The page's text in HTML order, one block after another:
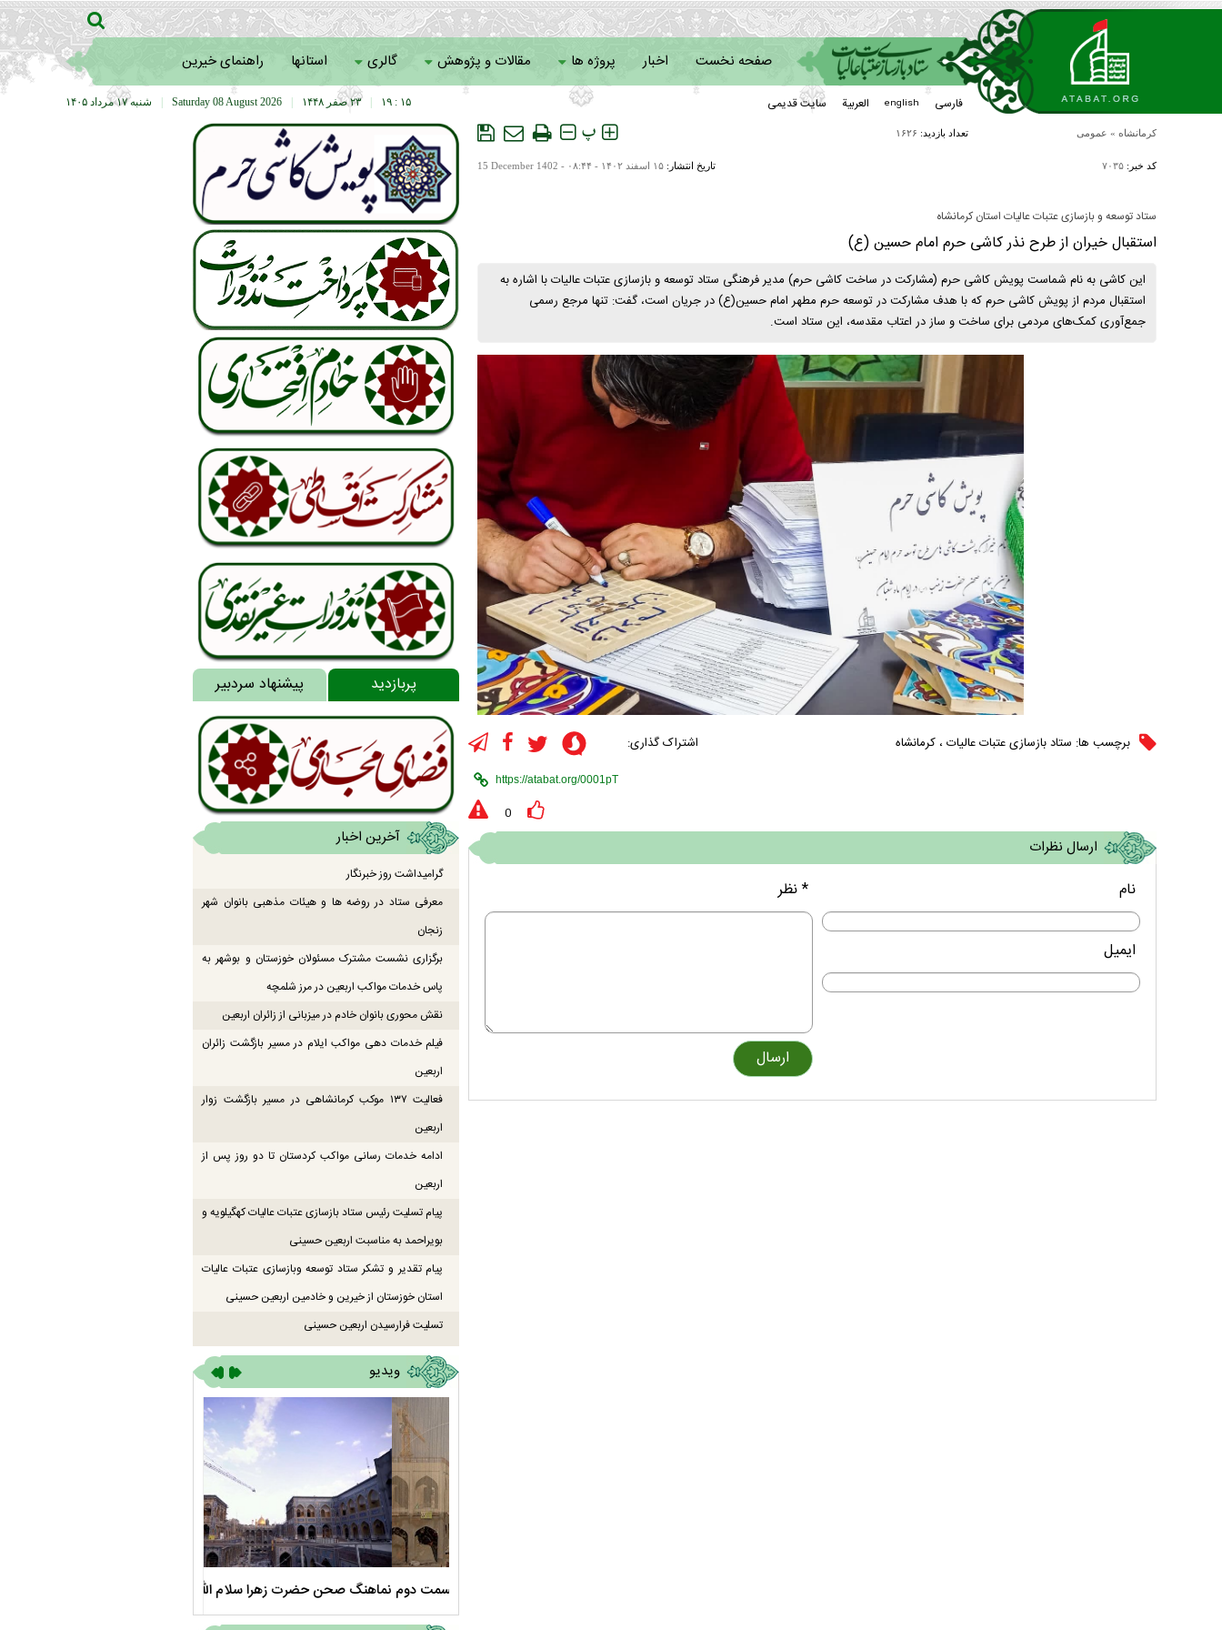
صفحه نخست اخبار پروژه ها مقالات و پژوهش گالری استانها راهنمای خیرین
سامانه خادمان فارسی english العربیة سایت قدیمی شنبه ۱۷ مرداد ۱۴۰۵ Saturday 08 August 2026 ۲۳ صفر ۱۴۴۸ ۱۵ : ۱۹
کرمانشاه » عمومی تعداد بازدید: ۱۶۲۶ پ
کد خبر: ۷۰۳۵ تاریخ انتشار: ۱۵ اسفند ۱۴۰۲ - ۰۸:۴۴ - 15 December 1402
ستاد توسعه و بازسازی عتبات عالیات استان کرمانشاه
استقبال خیران از طرح نذر کاشی حرم امام حسین (ع)
این کاشی به نام شماست پویش کاشی حرم (مشارکت در ساخت کاشی حرم) مدیر فرهنگی ستاد توسعه و بازسازی عتبات عالیات با اشاره به
استقبال مردم از پویش کاشی‌ حرم که با هدف مشارکت در توسعه حرم مطهر امام حسین(ع) در جریان است، گفت:‌ تنها مرجع رسمی
جمع‌آوری کمک‌های مردمی برای ساخت و ساز در اعتاب مقدسه، این ستاد است.
برچسب ها: ستاد بازسازی عتبات عالیات ، کرمانشاه اشتراک گذاری:
0
ارسال نظرات
نام
ایمیل
* نظر
پربازدید پیشنهاد سردبیر
آخرین اخبار
گرامیداشت روز خبرنگار
معرفی ستاد در روضه ها و هیئات مذهبی بانوان شهر
زنجان
برگزاری نشست مشترک مسئولان خوزستان و بوشهر به
پاس خدمات مواکب اربعین در مرز شلمچه
نقش محوری بانوان خادم در میزبانی از زائران اربعین
فیلم خدمات دهی مواکب ایلام در مسیر بازگشت زائران
اربعین
فعالیت ۱۳۷ موکب کرمانشاهی در مسیر بازگشت زوار
اربعین
ادامه خدمات رسانی مواکب کردستان تا دو روز پس از
اربعین
پیام تسلیت رئیس ستاد بازسازی عتبات عالیات کهگیلویه و
بویراحمد به مناسبت اربعین حسینی
پیام تقدیر و تشکر ستاد توسعه وبازسازی عتبات عالیات
استان خوزستان از خیرین و خادمین اربعین حسینی
تسلیت فرارسیدن اربعین حسینی
ویدیو
نماهنگ صحن حضرت زهرا سلام الله علیها